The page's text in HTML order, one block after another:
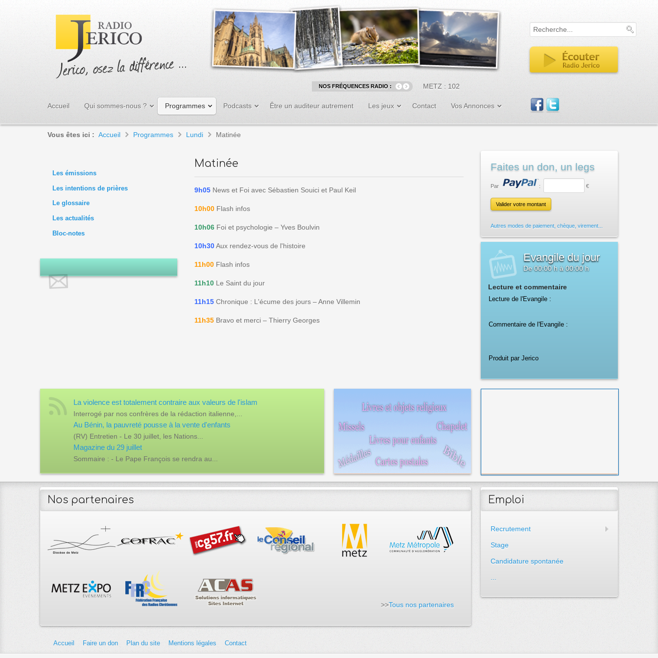
NOS FRÉQUENCES RADIO : METZ : 102
Accueil Qui sommes-nous ? Programmes Podcasts Être un auditeur autrement Les jeux Contact Vos Annonces
Vous êtes ici : Accueil Programmes Lundi Matinée
Matinée
9h05 News et Foi avec Sébastien Souici et Paul Keil
10h00 Flash infos
10h06 Foi et psychologie – Yves Boulvin
10h30Aux rendez-vous de l'histoire
11h00 Flash infos
11h10 Le Saint du jour
11h15 Chronique : L'écume des jours – Anne Villemin
11h35 Bravo et merci – Thierry Georges
Les émissions
Les intentions de prières
Le glossaire
Les actualités
Bloc-notes
Faites un don, un legs
Par : €
Autres modes de paiement, chèque, virement...
Evangile du jour
De00:00 hà00:00 h
Lecture et commentaire
Lecture de l'Evangile :
Commentaire de l'Evangile :
Produit par Jerico
La violence est totalement contraire aux valeurs de l'islam
Interrogé par nos confrères de la rédaction italienne,...
Au Bénin, la pauvreté pousse à la vente d'enfants
(RV) Entretien - Le 30 juillet, les Nations...
Magazine du 29 juillet
Sommaire : - Le Pape François se rendra au...
Nos partenaires
>>Tous nos partenaires
Accueil Faire un don Plan du site Mentions légales Contact
Emploi
Recrutement
Stage
Candidature spontanée